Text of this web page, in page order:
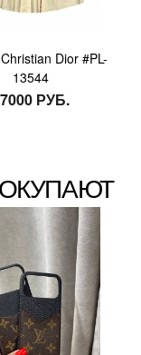
Dior #PL-
13544
РУБ.